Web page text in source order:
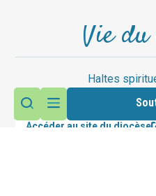
Vie du
Haltes
Accéder au site du diocèse